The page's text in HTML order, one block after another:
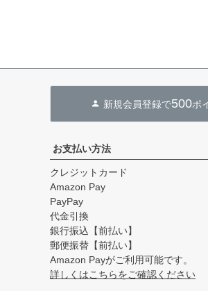
新規会員登録で500ポ
お支払い方法
クレジットカード
Amazon Pay
PayPay
代金引換
銀行振込【前払い】
郵便振替【前払い】
Amazon Payがご利用可能です。
詳しくはこちらをご確認ください